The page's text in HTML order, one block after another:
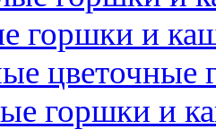
горшки и
цветочные
горшки и